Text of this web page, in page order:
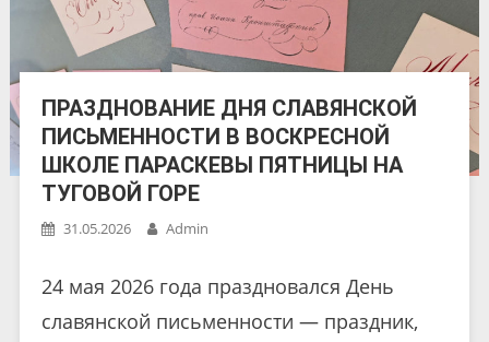
ПРАЗДНОВАНИЕ ДНЯ СЛАВЯНСКОЙ
ПИСЬМЕННОСТИ В ВОСКРЕСНОЙ
ШКОЛЕ ПАРАСКЕВЫ ПЯТНИЦЫ НА
ТУГОВОЙ ГОРЕ
31.05.2026 Admin
24 мая 2026 года праздновался День
славянской письменности — праздник,